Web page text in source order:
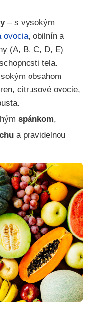
– s vysokým
ovocia, obilnín a
(A, B, C, D, E)
tela.
obsahom
citrusové ovocie,
spánkom,
a pravidelnou